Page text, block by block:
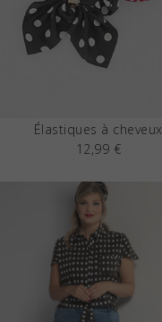
Élastiques à cheveux
12,99 €